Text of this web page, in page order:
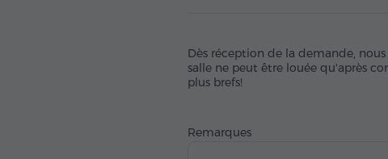
Dès réception de la demande,
salle ne peut être louée qu'après
plus brefs!
Remarques